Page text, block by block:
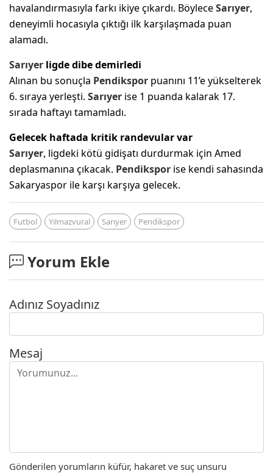
havalandırmasıyla farkı ikiye çıkardı. BöyleceSarıyer,
deneyimli hocasıyla çıktığı ilk karşılaşmada puan
alamadı.
Sarıyer ligde dibe demirledi
Alınan bu sonuçla Pendikspor puanını 11’e yükselterek
6. sıraya yerleşti. Sarıyer ise 1 puanda kalarak 17.
sırada haftayı tamamladı.
Gelecek haftada kritik randevular var
Sarıyer, ligdeki kötü gidişatı durdurmak için Amed
deplasmanına çıkacak. Pendikspor ise kendi sahasında
Sakaryaspor ile karşı karşıya gelecek.
Futbol Yılmazvural Sarıyer Pendikspor
Yorum Ekle
Adınız Soyadınız
Mesaj
Gönderilen yorumların küfür, hakaret ve suç unsuru